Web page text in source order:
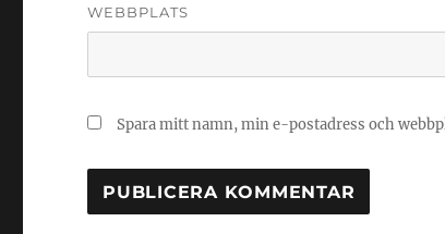
WEBBPLATS
Spara mitt namn, min e-postadress och